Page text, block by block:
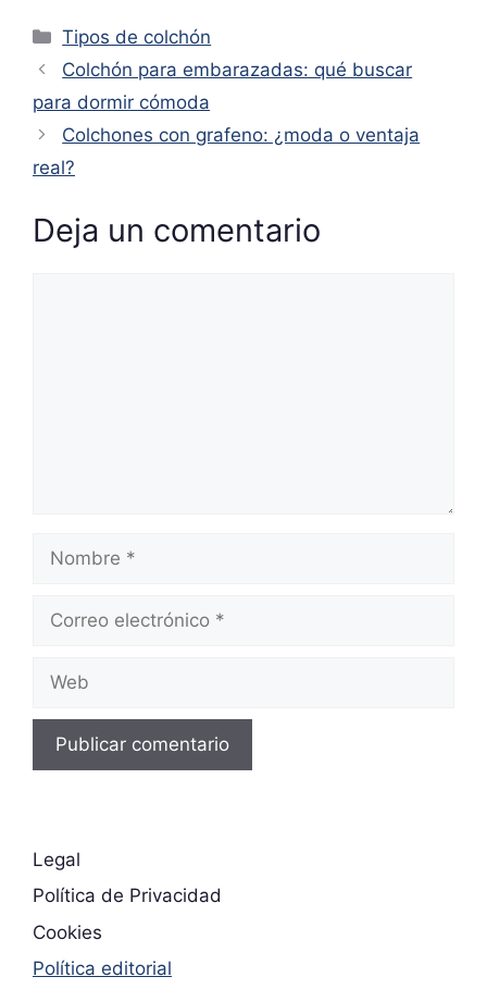
Categorías
Tipos de colchón
Colchón para embarazadas: qué buscar
para dormir cómoda
Colchones con grafeno: ¿moda o ventaja
real?
Deja un comentario
electrónico
Legal
Política de Privacidad
Cookies
Política editorial